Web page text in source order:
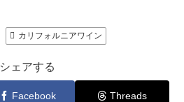
カリフォルニアワイン
シェアする
Facebook Threads